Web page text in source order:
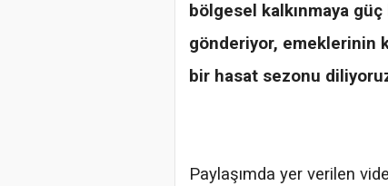
bölgesel kalkınmaya
gönderiyor, emeklerinin
bir hasat sezonu
Paylaşımda yer verilen